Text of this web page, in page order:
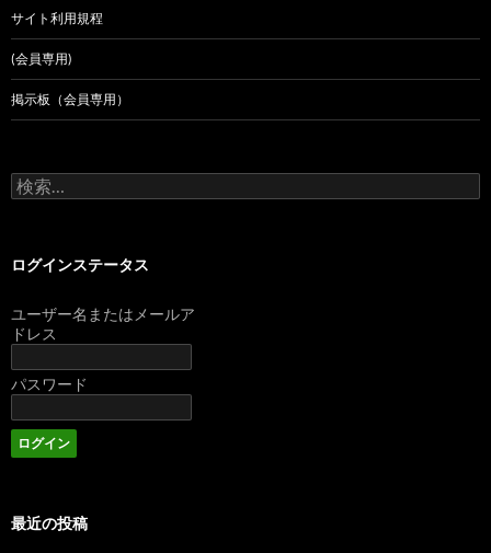
サイト利用規程
(会員専用)
掲示板（会員専用）
検
索:
ログインステータス
ユーザー名またはメールア
ドレス
パスワード
最近の投稿